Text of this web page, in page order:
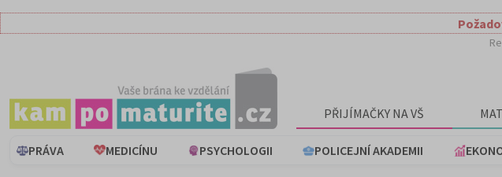
PŘIJÍMAČKY NA VŠ
PRÁVA MEDICÍNU PSYCHOLOGII POLICEJNÍ AKADEMII